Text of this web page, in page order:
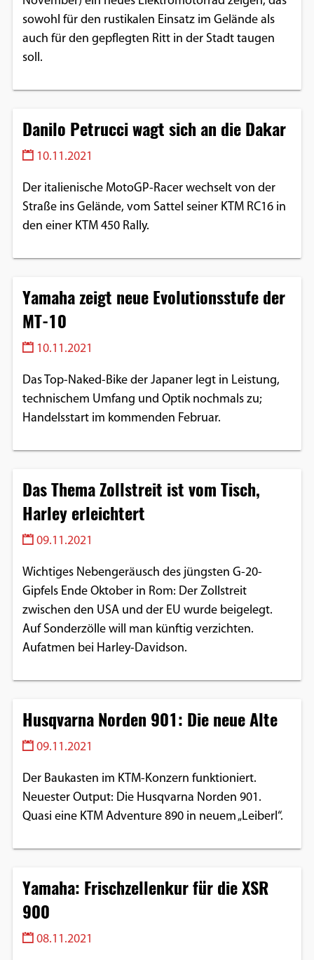
sowohl für den rustikalen Einsatz im Gelände als
auch für den gepflegten Ritt in der Stadt taugen
soll.
Danilo Petrucci wagt sich an die Dakar
10.11.2021
Der italienische MotoGP-Racer wechselt von der
Straße ins Gelände, vom Sattel seiner KTM RC16 in
den einer KTM 450 Rally.
Yamaha zeigt neue Evolutionsstufe der
MT-10
10.11.2021
Das Top-Naked-Bike der Japaner legt in Leistung,
technischem Umfang und Optik nochmals zu;
Handelsstart im kommenden Februar.
Das Thema Zollstreit ist vom Tisch,
Harley erleichtert
09.11.2021
Wichtiges Nebengeräusch des jüngsten G-20-
Gipfels Ende Oktober in Rom: Der Zollstreit
zwischen den USA und der EU wurde beigelegt.
Auf Sonderzölle will man künftig verzichten.
Aufatmen bei Harley-Davidson.
Husqvarna Norden 901: Die neue Alte
09.11.2021
Der Baukasten im KTM-Konzern funktioniert.
Neuester Output: Die Husqvarna Norden 901.
Quasi eine KTM Adventure 890 in neuem „Leiberl“.
Yamaha: Frischzellenkur für die XSR
900
08.11.2021